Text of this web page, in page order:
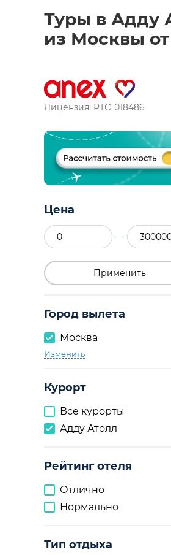
Туры в Адду
из Москвы
Лицензия: РТО 018486
Цена
—
Применить
Город вылета
Москва
Изменить
Курорт
Все курорты
Адду Атолл
Рейтинг отеля
Отлично
Нормально
Тип отдыха